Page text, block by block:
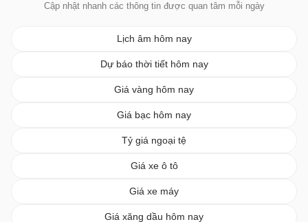
Cập nhật nhanh các thông tin được quan tâm mỗi ngày
Lịch âm hôm nay
Dự báo thời tiết hôm nay
Giá vàng hôm nay
Giá bạc hôm nay
Tỷ giá ngoại tệ
Giá xe ô tô
Giá xe máy
Giá xăng dầu hôm nay